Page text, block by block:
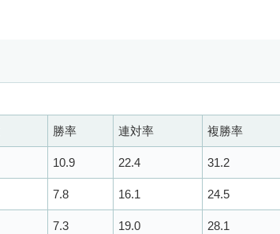
勝率 連対率 複勝率
10.9 22.4 31.2
7.8 16.1 24.5
7.3 19.0 28.1